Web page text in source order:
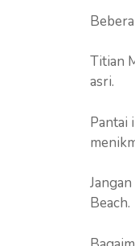
Titian
asri.
Pantai
Beach.